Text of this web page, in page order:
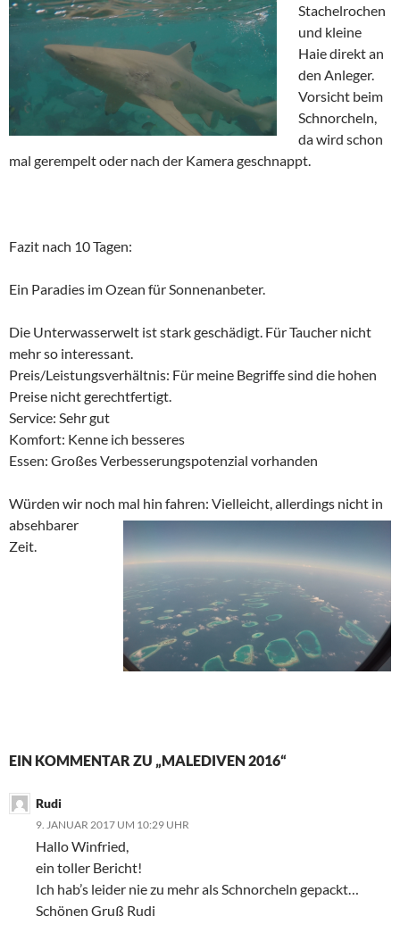
Stachelrochen
und kleine
Haie direkt an
den Anleger.
Vorsicht beim
Schnorcheln,
da wird schon
mal gerempelt oder nach der Kamera geschnappt.
Fazit nach 10 Tagen:
Ein Paradies im Ozean für Sonnenanbeter.
Die Unterwasserwelt ist stark geschädigt. Für Taucher nicht
mehr so interessant.
Preis/Leistungsverhältnis: Für meine Begriffe sind die hohen
Preise nicht gerechtfertigt.
Service: Sehr gut
Komfort: Kenne ich besseres
Essen: Großes Verbesserungspotenzial vorhanden
Würden wir noch mal hin fahren: Vielleicht, allerdings nicht in
absehbarer
Zeit.
EIN KOMMENTAR ZU „MALEDIVEN 2016“
Rudi
9. JANUAR 2017 UM 10:29 UHR
Hallo Winfried,
ein toller Bericht!
Ich hab’s leider nie zu mehr als Schnorcheln gepackt…
Schönen Gruß Rudi